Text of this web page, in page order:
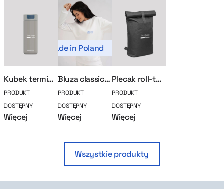
Kubek termiczny Kambukka Olympus 500ml
PRODUKT
DOSTĘPNY
Więcej
Made in Poland
Bluza classic MerchUp
PRODUKT
DOSTĘPNY
Więcej
Plecak roll-top na laptopa
PRODUKT
DOSTĘPNY
Więcej
Wszystkie produkty